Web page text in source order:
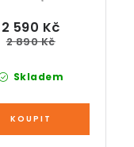
Skladem
2 590 Kč
2 890 Kč